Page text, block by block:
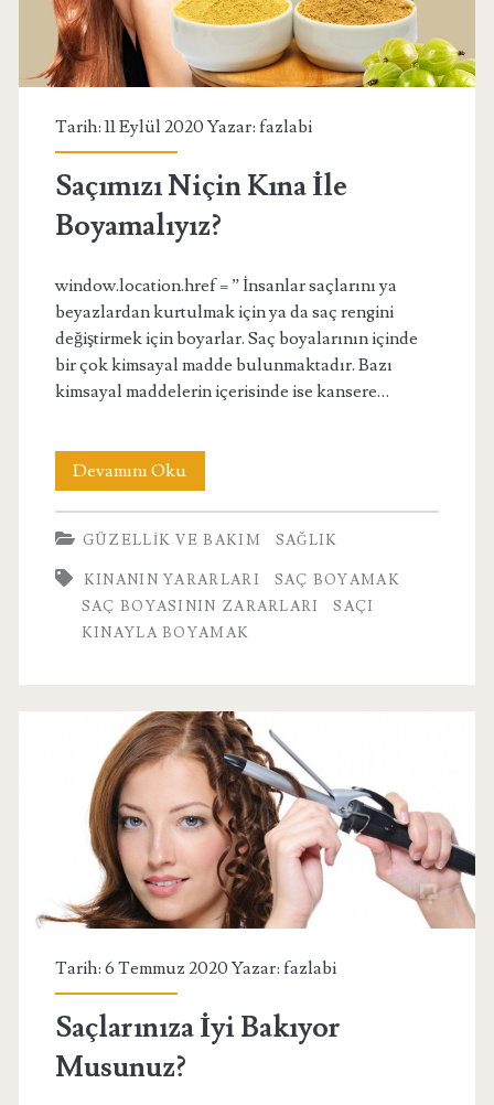
Tarih: 11 Eylül 2020 Yazar: fazlabi
Saçımızı Niçin Kına İle
Boyamalıyız?
window.location.href = ” İnsanlar saçlarını ya
beyazlardan kurtulmak için ya da saç rengini
değiştirmek için boyarlar. Saç boyalarının içinde
bir çok kimsayal madde bulunmaktadır. Bazı
kimsayal maddelerin içerisinde ise kansere…
Devamını OkuSaçımızı
Niçin
Kına
İle
Boyamalıyız?
GÜZELLIK VE BAKIM SAĞLIK
KINANIN YARARLARI
SAÇ BOYAMAK
SAÇ BOYASININ ZARARLARI
SAÇI
KINAYLA BOYAMAK
Tarih: 6 Temmuz 2020 Yazar: fazlabi
Saçlarınıza İyi Bakıyor
Musunuz?